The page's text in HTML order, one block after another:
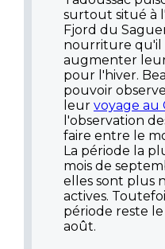
surtout situé à
Fjord du
nourriture
augmenter
pour l'hiver.
pouvoir
leur voyage au
l'observation
faire entre le
La période la
mois de
elles sont plus
actives.
période reste
août.